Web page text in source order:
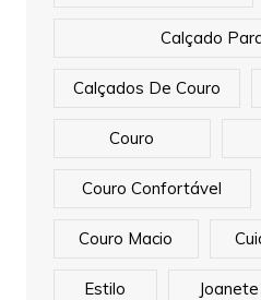
Calçado
Calçados De Couro
Couro
Couro Confortável
Couro Macio
Estilo Joanete